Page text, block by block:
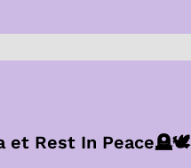
et Rest In Peace🪦🕊️